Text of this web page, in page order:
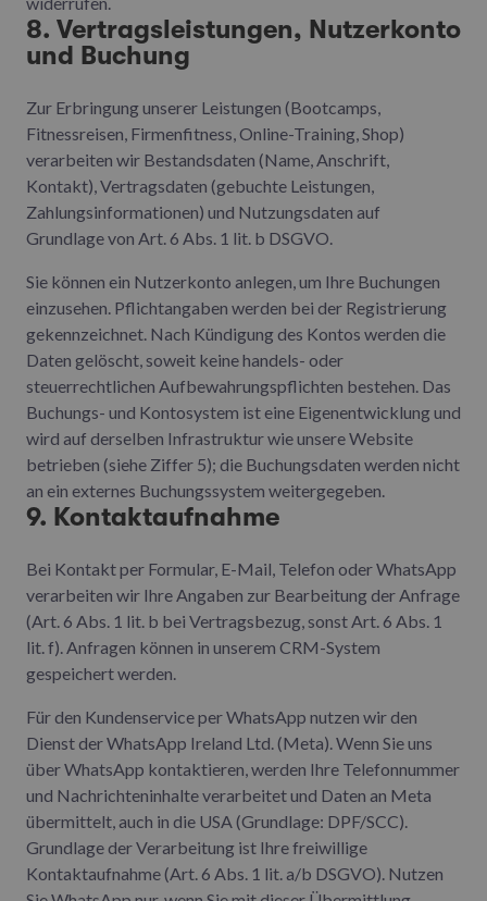
8. Vertragsleistungen, Nutzerkonto
und Buchung
Zur Erbringung unserer Leistungen (Bootcamps,
Fitnessreisen, Firmenfitness, Online-Training, Shop)
verarbeiten wir Bestandsdaten (Name, Anschrift,
Kontakt), Vertragsdaten (gebuchte Leistungen,
Zahlungsinformationen) und Nutzungsdaten auf
Grundlage von Art. 6 Abs. 1 lit. b DSGVO.
Sie können ein Nutzerkonto anlegen, um Ihre Buchungen
einzusehen. Pflichtangaben werden bei der Registrierung
gekennzeichnet. Nach Kündigung des Kontos werden die
Daten gelöscht, soweit keine handels- oder
steuerrechtlichen Aufbewahrungspflichten bestehen. Das
Buchungs- und Kontosystem ist eine Eigenentwicklung und
wird auf derselben Infrastruktur wie unsere Website
betrieben (siehe Ziffer 5); die Buchungsdaten werden nicht
an ein externes Buchungssystem weitergegeben.
9. Kontaktaufnahme
Bei Kontakt per Formular, E-Mail, Telefon oder WhatsApp
verarbeiten wir Ihre Angaben zur Bearbeitung der Anfrage
(Art. 6 Abs. 1 lit. b bei Vertragsbezug, sonst Art. 6 Abs. 1
lit. f). Anfragen können in unserem CRM-System
gespeichert werden.
Für den Kundenservice per WhatsApp nutzen wir den
Dienst der WhatsApp Ireland Ltd. (Meta). Wenn Sie uns
über WhatsApp kontaktieren, werden Ihre Telefonnummer
und Nachrichteninhalte verarbeitet und Daten an Meta
übermittelt, auch in die USA (Grundlage: DPF/SCC).
Grundlage der Verarbeitung ist Ihre freiwillige
Kontaktaufnahme (Art. 6 Abs. 1 lit. a/b DSGVO). Nutzen